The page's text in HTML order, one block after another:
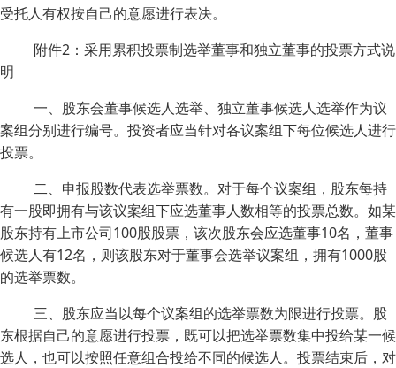
受托人有权按自己的意愿进行表决。
附件2：采用累积投票制选举董事和独立董事的投票方式说
明
一、股东会董事候选人选举、独立董事候选人选举作为议
案组分别进行编号。投资者应当针对各议案组下每位候选人进行
投票。
二、申报股数代表选举票数。对于每个议案组，股东每持
有一股即拥有与该议案组下应选董事人数相等的投票总数。如某
股东持有上市公司100股股票，该次股东会应选董事10名，董事
候选人有12名，则该股东对于董事会选举议案组，拥有1000股
的选举票数。
三、股东应当以每个议案组的选举票数为限进行投票。股
东根据自己的意愿进行投票，既可以把选举票数集中投给某一候
选人，也可以按照任意组合投给不同的候选人。投票结束后，对